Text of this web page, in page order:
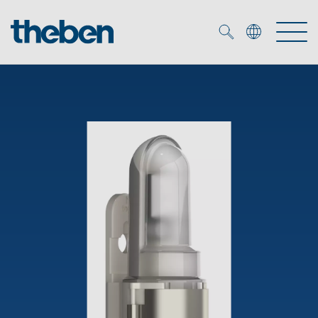
Smart Home
Détecteurs de présence et de mouvement
Solutions OEM
Experts OEM
Références
Contrôle du temps et de la lumière
Commande d'éclairage DALI-2